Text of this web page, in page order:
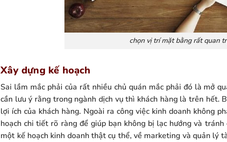
chọn vị trí mặt bằng rất quan
Xây dựng kế hoạch
Sai lầm mắc phải của rất nhiều chủ quán mắc phải đó là mở
cần lưu ý rằng trong ngành dịch vụ thì khách hàng là trên hết.
lợi ích của khách hàng. Ngoài ra công việc kinh doanh không
hoạch chi tiết rõ ràng để giúp bạn không bị lạc hướng và
một kế hoạch kinh doanh thật cụ thể, về marketing và quản lý